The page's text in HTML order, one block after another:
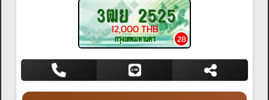
3ฒย 2525
28
12,000 THB
กรุงเทพมหานคร